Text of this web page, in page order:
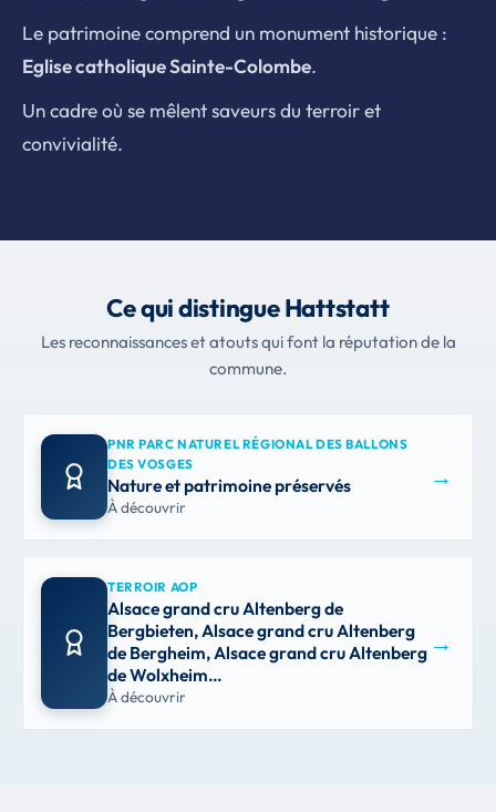
Le patrimoine comprend un monument historique :
Eglise catholique Sainte-Colombe.
Un cadre où se mêlent saveurs du terroir et
convivialité.
Ce qui distingue Hattstatt
Les reconnaissances et atouts qui font la réputation de la
commune.
PNR PARC NATUREL RÉGIONAL DES BALLONS
DES VOSGES
Nature et patrimoine préservés
À découvrir
→
TERROIR AOP
Alsace grand cru Altenberg de
Bergbieten, Alsace grand cru Altenberg
de Bergheim, Alsace grand cru Altenberg
de Wolxheim…
À découvrir
→